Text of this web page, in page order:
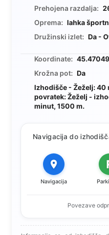
Prehojena razdalja:
Oprema: lahka
Družinski izlet: Da -
Koordinate:
Krožna pot: Da
Izhodišče - Žeželj: 40
povratek: Žeželj -
minut, 1500 m.
Navigacija do
Navigacija
Povezave